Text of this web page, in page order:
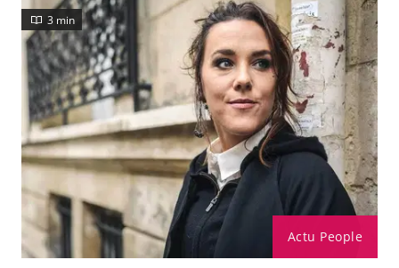
Actu People
3 min